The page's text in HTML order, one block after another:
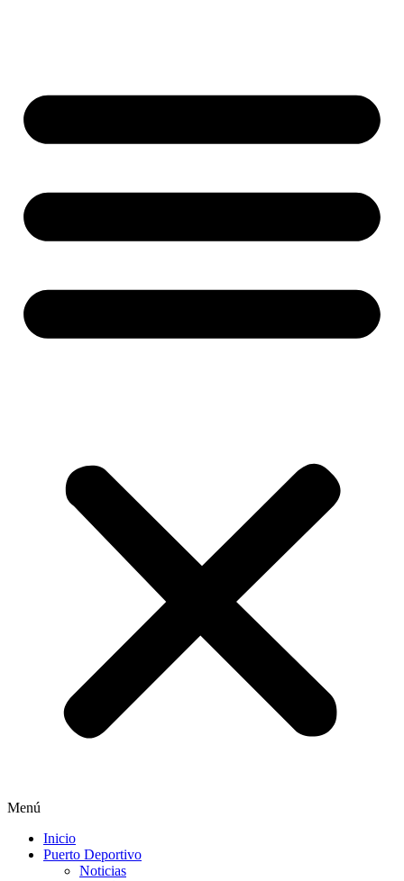
Menú
Inicio
Puerto Deportivo
Noticias